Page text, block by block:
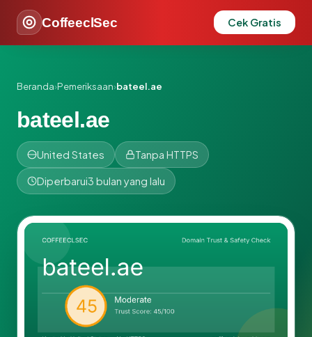
CoffeeclSec Cek Gratis
Beranda›Pemeriksaan›bateel.ae
bateel.ae
United States Tanpa HTTPS
Diperbarui3 bulan yang lalu